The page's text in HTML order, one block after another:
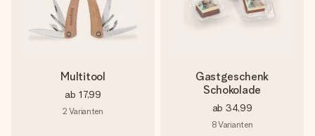
Multitool
ab 17,99
2 Varianten
Gastgeschenk
Schokolade
ab 34,99
8Varianten